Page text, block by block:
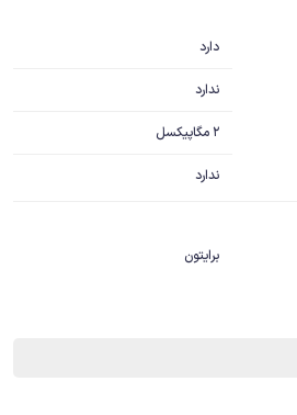
دارد
ندارد
2 مگاپیکسل
ندارد
برایتون